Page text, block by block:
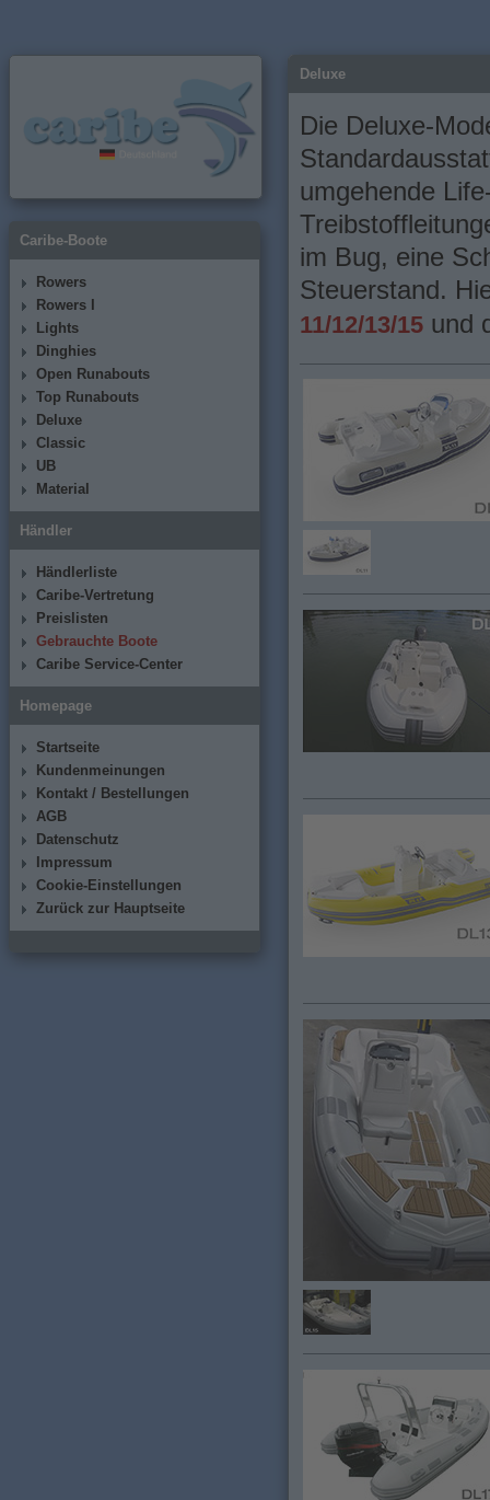
Caribe-Boote
Rowers
Rowers I
Lights
Dinghies
Open Runabouts
Top Runabouts
Deluxe
Classic
UB
Material
Händler
Händlerliste
Caribe-Vertretung
Preislisten
Gebrauchte Boote
Caribe Service-Center
Homepage
Startseite
Kundenmeinungen
Kontakt / Bestellungen
AGB
Datenschutz
Impressum
Cookie-Einstellungen
Zurück zur Hauptseite
Deluxe
Die Deluxe-
umgehende
im Bug, eine
Steuerstand.
11/12/13/15 und